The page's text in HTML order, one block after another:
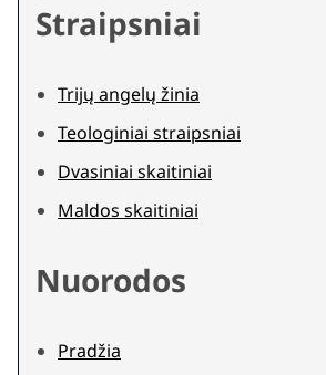
Straipsniai
Trijų angelų žinia
Teologiniai straipsniai
Dvasiniai skaitiniai
Maldos skaitiniai
Nuorodos
Pradžia